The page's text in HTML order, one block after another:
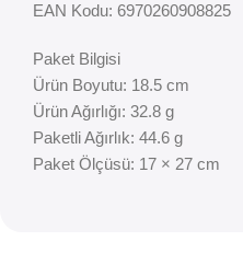
EAN Kodu: 6970260908825
Paket Bilgisi
Ürün Boyutu: 18.5 cm
Ürün Ağırlığı: 32.8 g
Paketli Ağırlık: 44.6 g
Paket Ölçüsü: 17 × 27 cm